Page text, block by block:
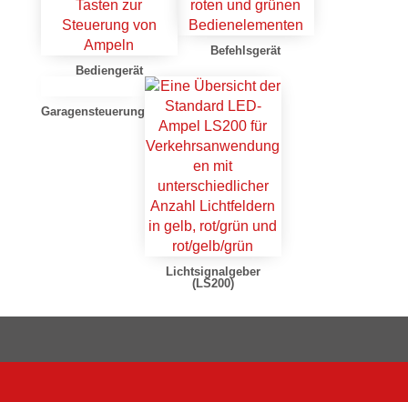
Bediengerät
Befehlsgerät
Garagensteuerung
Lichtsignalgeber
(LS200)